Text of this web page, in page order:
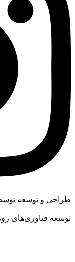
طراحی و توسعه توسط
توسعه فناوری‌های